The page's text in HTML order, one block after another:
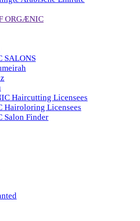
ORGÆNIC
SALONS
Haircutting Licensees
Hairoloring Licensees
Salon Finder